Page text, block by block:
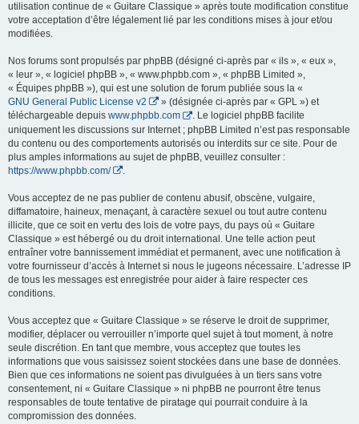
utilisation continue de « Guitare Classique » après toute modification constitue
votre acceptation d’être légalement lié par les conditions mises à jour et/ou
modifiées.
Nos forums sont propulsés par phpBB (désigné ci-après par « ils », « eux »,
« leur », « logiciel phpBB », « www.phpbb.com », « phpBB Limited »,
« Équipes phpBB »), qui est une solution de forum publiée sous la «
GNU General Public License v2
» (désignée ci-après par « GPL ») et
téléchargeable depuis www.phpbb.com
. Le logiciel phpBB facilite
uniquement les discussions sur Internet ; phpBB Limited n’est pas responsable
du contenu ou des comportements autorisés ou interdits sur ce site. Pour de
plus amples informations au sujet de phpBB, veuillez consulter :
https://www.phpbb.com/
Vous acceptez de ne pas publier de contenu abusif, obscène, vulgaire,
diffamatoire, haineux, menaçant, à caractère sexuel ou tout autre contenu
illicite, que ce soit en vertu des lois de votre pays, du pays où « Guitare
Classique » est hébergé ou du droit international. Une telle action peut
entraîner votre bannissement immédiat et permanent, avec une notification à
votre fournisseur d’accès à Internet si nous le jugeons nécessaire. L’adresse IP
de tous les messages est enregistrée pour aider à faire respecter ces
conditions.
Vous acceptez que « Guitare Classique » se réserve le droit de supprimer,
modifier, déplacer ou verrouiller n’importe quel sujet à tout moment, à notre
seule discrétion. En tant que membre, vous acceptez que toutes les
informations que vous saisissez soient stockées dans une base de données.
Bien que ces informations ne soient pas divulguées à un tiers sans votre
consentement, ni « Guitare Classique » ni phpBB ne pourront être tenus
responsables de toute tentative de piratage qui pourrait conduire à la
compromission des données.